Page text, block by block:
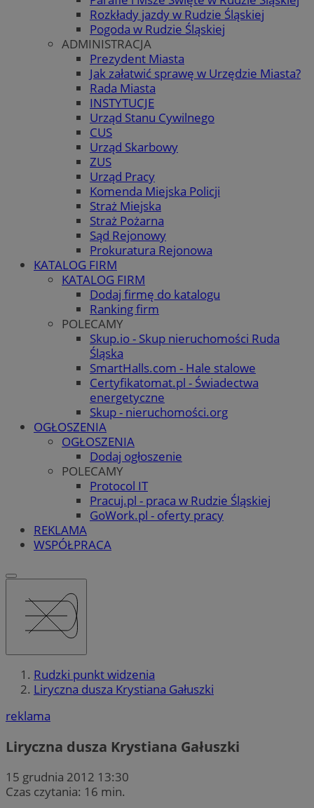
Rozkłady jazdy w Rudzie Śląskiej
Pogoda w Rudzie Śląskiej
ADMINISTRACJA
Prezydent Miasta
Jak załatwić sprawę w Urzędzie Miasta?
Rada Miasta
INSTYTUCJE
Urząd Stanu Cywilnego
CUS
Urząd Skarbowy
ZUS
Urząd Pracy
Komenda Miejska Policji
Straż Miejska
Straż Pożarna
Sąd Rejonowy
Prokuratura Rejonowa
KATALOG FIRM
KATALOG FIRM
Dodaj firmę do katalogu
Ranking firm
POLECAMY
Skup.io - Skup nieruchomości Ruda
Śląska
SmartHalls.com - Hale stalowe
Certyfikatomat.pl - Świadectwa
energetyczne
Skup - nieruchomości.org
OGŁOSZENIA
OGŁOSZENIA
Dodaj ogłoszenie
POLECAMY
Protocol IT
Pracuj.pl - praca w Rudzie Śląskiej
GoWork.pl - oferty pracy
REKLAMA
WSPÓŁPRACA
Rudzki punkt widzenia
Liryczna dusza Krystiana Gałuszki
reklama
Liryczna dusza Krystiana Gałuszki
15 grudnia 2012 13:30
Czas czytania: 16 min.